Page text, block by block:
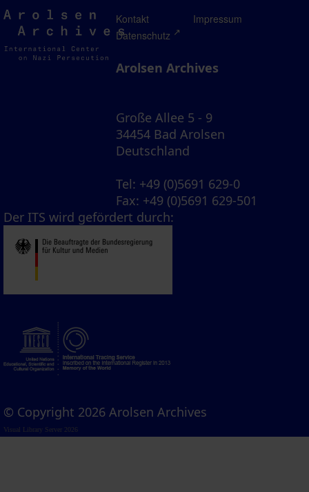
Arolsen
Archives
Kontakt
Impressum
Datenschutz
Arolsen Archives
Große Allee 5 - 9
34454 Bad Arolsen
Deutschland
Tel: +49 (0)5691 629-0
Fax: +49 (0)5691 629-501
Der ITS wird gefördert durch:
© Copyright 2026 Arolsen Archives
Visual Library Server 2026